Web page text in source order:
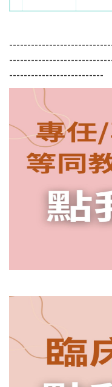
--------------------------